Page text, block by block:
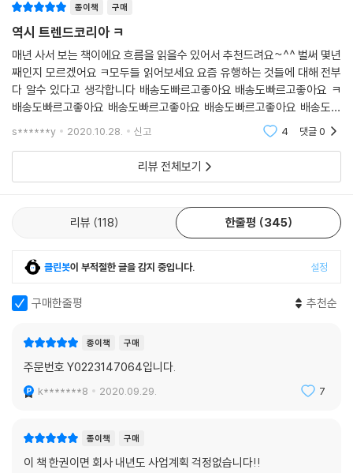
다. 이에 농심은 화제가 된 별칭을 너구리 한정판 신제품의 이름으로 삼고,
기존 너구리에 비해 3배 더 맵게 만들어 출시했는데 단 2주 만에 400만
개 이상이 팔리며 신라면과 짜파게티에 이어 매출 3위를 차지하기도 했다.
이러한 치고 빠지는 식의 신제품 전략은 소비자로 하여금 트렌디한 젊은
기업, ‘열일하는 기업’으로 느끼게 한다는 점에서 큰 의미가 있다.
--- p.273, 「롤코라이프」 중에서
MZ세대(밀레니얼+Z세대)와 기성세대를 구별하는 특성으로는 여러가지
가 있지만, 소비와 관련해서 가장 두드러지는 차이는 바로 ‘중고거래’에 대
한 태도다. 풍요롭지 못한 시대를 거친 기성세대에게 ‘중고’란 남이 쓰던 것
을 때 어쩔 수 없이 선택해야 하는 차선책이자 가난의 상징으로 여겨지기
도 했다. 하지만 MZ세대에게 중고시장은 합리적인 가격으로 가치 있는 소
비를 하고, 투자의 수단이 되고, 취향을 거래하며, 보물찾기를 하는 놀이터
이자, 사람과 사람을 잇는 공간이다. 이제 ‘중고거래를 얼마나 잘 활용하느
냐’가 ‘힙hip함’의 새로운 기준이 되고 있다.
--- p.306, 「N차 신상」 중에서
DT를 이용한 CX의 개선은 글로벌 기업들에서부터 시작됐다. 도미노피자
는 주문의 번거로움을 최소화하고 피자를 기다리는 시간에 대한 불만을 해
소하기 위해 ‘도미노 애니웨어’ 프로젝트를 실시했다. 소비자가 모든 디지
기술을 개발했다. 특히 주문 후 피자가 요리되고 배달되는 전 과정을 확인
할 수 있는 피자 추적기PizzaTracker를 개발해 고객이 내가 주문한 피자
Omni-layered Homes | 레이어드 홈
코로나 이후 가장 큰 변화를 겪게 된 공간은 역시 ‘집’이다. 더욱 가속화하
는 집의 변화를 요약하면 공간과 기능이 여러 개의 층위로 분화한다는 점
이다. 마치 이미지 프로그램 포토샵의 레이어처럼 분화하며 중첩되는 ‘레
이어드 홈(layered home)’ 현상이다. 삶의 근거지로서의 기본 기능이 확
장하는 측면을 ‘레이어1’이라고 한다면, 직장·학교 등 외부 활동이 집에서
이뤄지면서 생기는 변화는 ‘레이어2’라고 할 수 있다. 나아가 직주근접·직
주일치 현상의 강화로 집 근처에서 삶을 영위하는 이른바 ‘슬세권 경제’의
확산은 ‘레이어3’이다. 레이어드 홈 트렌드는 2021년의 대한민국을 넘어
미래주택 공간의 패러다임이 이동하고 있음을 보여주는 신호다. 이렇듯 변
화하는 공간에서 거주하는 사람들의 사고방식 역시 점차 변할 것이다. 미
래 소비산업 변화의 요람은 단언컨대 집이 될 것이다.
We Are the Money-friendly Generation | 자본주의 키즈
광고·투자·재무관리 등 자본주의적 요소 속에서 익숙하게 입고 먹고 보고
되었다. 이들은 자신의 욕망에 솔직해 소비로부터 행복을 구하는 데 주저
적극적인 모습을 보인다. 공산주의의 몰락을 경험한 기존 세대와 달리, 이
들은 지극히 자본주의적이면서 동시에 반(反)자본주의에 대한 선망을 품
복은 충동적이지만, 걱정은 계획적으로” 할 줄 아는 이들은 새로운 경제관
종이책 구매
역시 트렌드코리아 ㅋ
매년 사서 보는 책이에요 흐름을 읽을수 있어서 추천드려요~^^ 벌써 몇년
째인지 모르겠어요 ㅋ모두들 읽어보세요 요즘 유행하는 것들에 대해 전부
다 알수 있다고 생각합니다 배송도빠르고좋아요 배송도빠르고좋아요 ㅋ
배송도빠르고좋아요 배송도빠르고좋아요 배송도빠르고좋아요 배송도빠
르고좋아요 배송도빠르고좋아요 배송도빠르고좋아요 배송도빠르고좋아
요 배송도빠르고좋아요 배송
s******y 2020.10.28. 신고 4 댓글0
리뷰 전체보기
리뷰 118 한줄평 345
클린봇이 부적절한 글을 감지 중입니다. 설정
구매한줄평 추천순
종이책 구매
주문번호 Y0223147064입니다.
k*******8 2020.09.29. 7
종이책 구매
이 책 한권이면 회사 내년도 사업계획 걱정없습니다!!